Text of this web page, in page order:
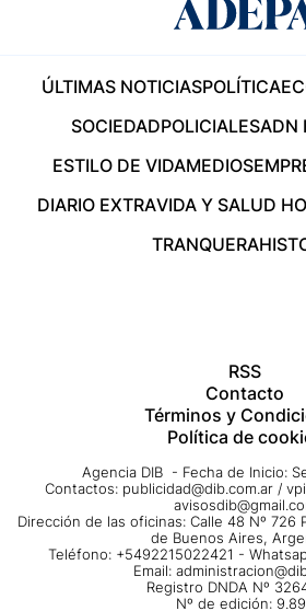
ÚLTIMAS NOTICIASPOLÍTICA
SOCIEDADPOLICIALESADN
ESTILO DE VIDAMEDIOS
DIARIO EXTRAVIDA Y SALUD
TRANQUERA
RSS
Contacto
Términos y
Política de
Agencia DIB - Fecha de Inicio:
Contactos: publicidad@dib.com.ar /
Dirección de las oficinas: Calle 48 Nº 726
de Buenos Aires,
Teléfono: +5492215022421 -
Email:
Registro DNDA Nº
Nº de edición: